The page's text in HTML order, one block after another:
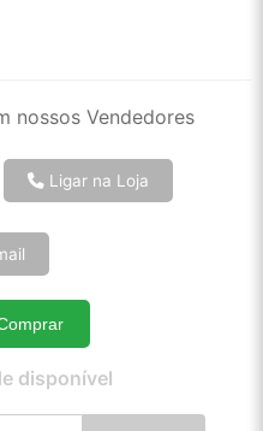
nossos Vendedores
Ligar na Loja
disponível